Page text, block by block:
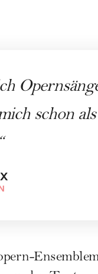
schon